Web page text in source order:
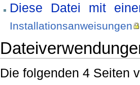
Diese Datei mit
Installationsanweisungen
Die folgenden 4 Seiten